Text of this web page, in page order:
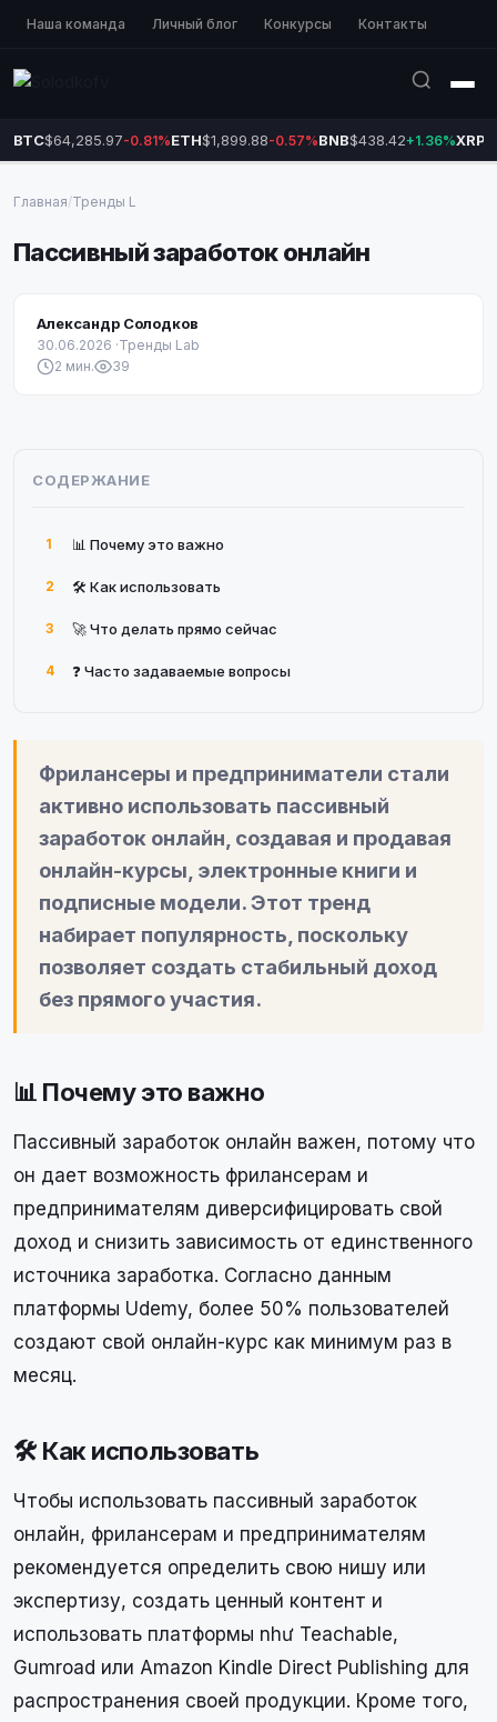
Наша команда Личный блог Конкурсы Контакты
BTC$64,285.97-0.81%ETH$1,899.88-0.57%BNB$438.42+1.36%XRP
Главная/Тренды L
Пассивный заработок онлайн
Александр Солодков
30.06.2026 ·Тренды Lab
2 мин.
39
СОДЕРЖАНИЕ
1 📊 Почему это важно
2 🛠 Как использовать
3 🚀 Что делать прямо сейчас
4 ❓ Часто задаваемые вопросы
Фрилансеры и предприниматели стали
активно использовать пассивный
заработок онлайн, создавая и продавая
онлайн-курсы, электронные книги и
подписные модели. Этот тренд
набирает популярность, поскольку
позволяет создать стабильный доход
без прямого участия.
📊 Почему это важно
Пассивный заработок онлайн важен, потому что
он дает возможность фрилансерам и
предпринимателям диверсифицировать свой
доход и снизить зависимость от единственного
источника заработка. Согласно данным
платформы Udemy, более 50% пользователей
создают свой онлайн-курс как минимум раз в
месяц.
🛠 Как использовать
Чтобы использовать пассивный заработок
онлайн, фрилансерам и предпринимателям
рекомендуется определить свою нишу или
экспертизу, создать ценный контент и
использовать платформы như Teachable,
Gumroad или Amazon Kindle Direct Publishing для
распространения своей продукции. Кроме того,